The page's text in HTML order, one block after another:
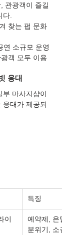
관광객이 즐길
.
찾는 펍 문화
연 소규모 운영
객 모두 이용
응대
부 마사지샵이
응대가 제공되
특징
이
예약제, 은
분위기, 소